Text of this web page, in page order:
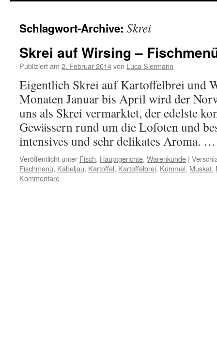
Schlagwort-Archive: Skrei
Skrei auf Wirsing –
Publiziert am 2. Februar 2014von Luca Siermann
Eigentlich Skrei auf Kartoffelbrei und
Monaten Januar bis April wird der
uns als Skrei vermarktet, der edelste
Gewässern rund um die Lofoten und
intensives und sehr delikates Aroma.
Veröffentlicht unter Fisch, Hauptgerichte, Warenkunde |
Fischmenü, Kabeljau, Kartoffel, Kartoffelbrei, Kümmel, Muskat,
Kommentare